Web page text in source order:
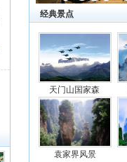
经典景点
天门山国家森
袁家界风景